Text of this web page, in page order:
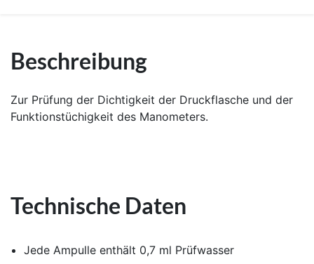
Beschreibung
Zur Prüfung der Dichtigkeit der Druckflasche und der
Funktionstüchigkeit des Manometers.
Technische Daten
Jede Ampulle enthält 0,7 ml Prüfwasser